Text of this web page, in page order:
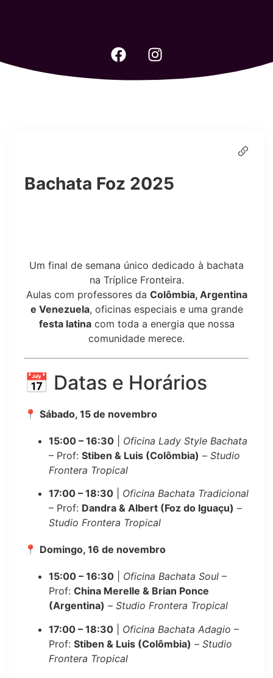
Bachata Foz 2025
Um final de semana único dedicado à bachata
na Tríplice Fronteira.
Aulas com professores da Colômbia, Argentina
e Venezuela, oficinas especiais e uma grande
festa latinacom toda a energia que nossa
comunidade merece.
📅 Datas e Horários
📍 Sábado, 15 de novembro
15:00 – 16:30
Oficina Lady Style Bachata
– Prof: Stiben & Luis (Colômbia) – Studio
Frontera Tropical
17:00 – 18:30
Oficina Bachata Tradicional
– Prof: Dandra & Albert (Foz do Iguaçu) –
Studio Frontera Tropical
📍 Domingo, 16 de novembro
15:00 – 16:30 Oficina Bachata Soul –
Prof: China Merelle & Brian Ponce
(Argentina) – Studio Frontera Tropical
17:00 – 18:30
Oficina Bachata Adagio –
Prof: Stiben & Luis (Colômbia) – Studio
Frontera Tropical